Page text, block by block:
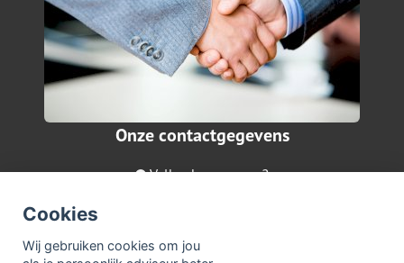
Cookies
Wij gebruiken cookies om jou
Onze contactgegevens
Valkenburgerweg 2
045-5740878